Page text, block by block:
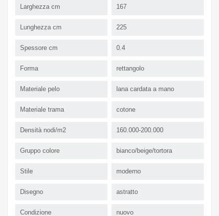
Larghezza cm 167
Lunghezza cm 225
Spessore cm 0.4
Forma rettangolo
Materiale pelo lana cardata a mano
Materiale trama cotone
Densità nodi/m2 160.000-200.000
Gruppo colore bianco/beige/tortora
Stile moderno
Disegno astratto
Condizione nuovo